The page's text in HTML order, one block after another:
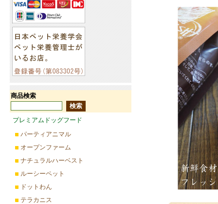
商品検索
プレミアムドッグフード
パーティアニマル
オープンファーム
ナチュラルハーベスト
ルーシーペット
ドットわん
テラカニス